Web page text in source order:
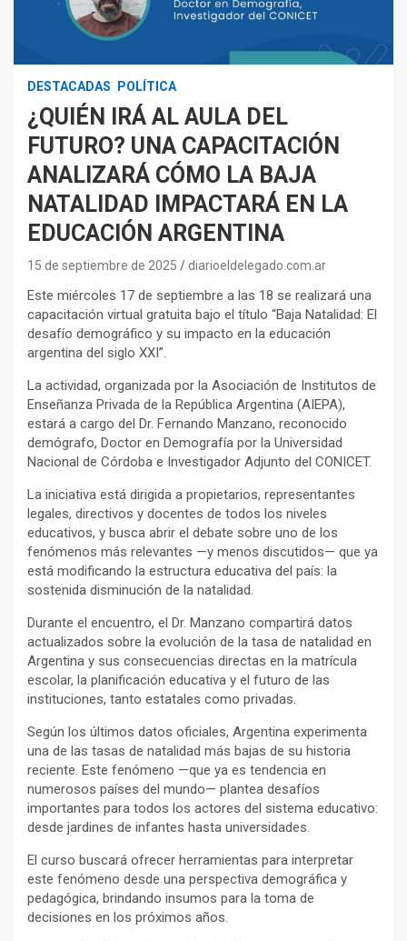
DESTACADAS POLÍTICA
¿QUIÉN IRÁ AL AULA DEL
FUTURO? UNA CAPACITACIÓN
ANALIZARÁ CÓMO LA BAJA
NATALIDAD IMPACTARÁ EN LA
EDUCACIÓN ARGENTINA
15 de septiembre de 2025 diarioeldelegado.com.ar
Este miércoles 17 de septiembre a las 18 se realizará una
capacitación virtual gratuita bajo el título “Baja Natalidad: El
desafío demográfico y su impacto en la educación
argentina del siglo XXI”.
La actividad, organizada por la Asociación de Institutos de
Enseñanza Privada de la República Argentina (AIEPA),
estará a cargo del Dr. Fernando Manzano, reconocido
demógrafo, Doctor en Demografía por la Universidad
Nacional de Córdoba e Investigador Adjunto del CONICET.
La iniciativa está dirigida a propietarios, representantes
legales, directivos y docentes de todos los niveles
educativos, y busca abrir el debate sobre uno de los
fenómenos más relevantes —y menos discutidos— que ya
está modificando la estructura educativa del país: la
sostenida disminución de la natalidad.
Durante el encuentro, el Dr. Manzano compartirá datos
actualizados sobre la evolución de la tasa de natalidad en
Argentina y sus consecuencias directas en la matrícula
escolar, la planificación educativa y el futuro de las
instituciones, tanto estatales como privadas.
Según los últimos datos oficiales, Argentina experimenta
una de las tasas de natalidad más bajas de su historia
reciente. Este fenómeno —que ya es tendencia en
numerosos países del mundo— plantea desafíos
importantes para todos los actores del sistema educativo:
desde jardines de infantes hasta universidades.
El curso buscará ofrecer herramientas para interpretar
este fenómeno desde una perspectiva demográfica y
pedagógica, brindando insumos para la toma de
decisiones en los próximos años.